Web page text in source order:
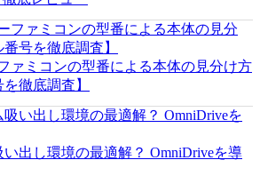
ァミコンの型番による本体の見分け方
徹底調査】
い出し環境の最適解？ OmniDriveを導